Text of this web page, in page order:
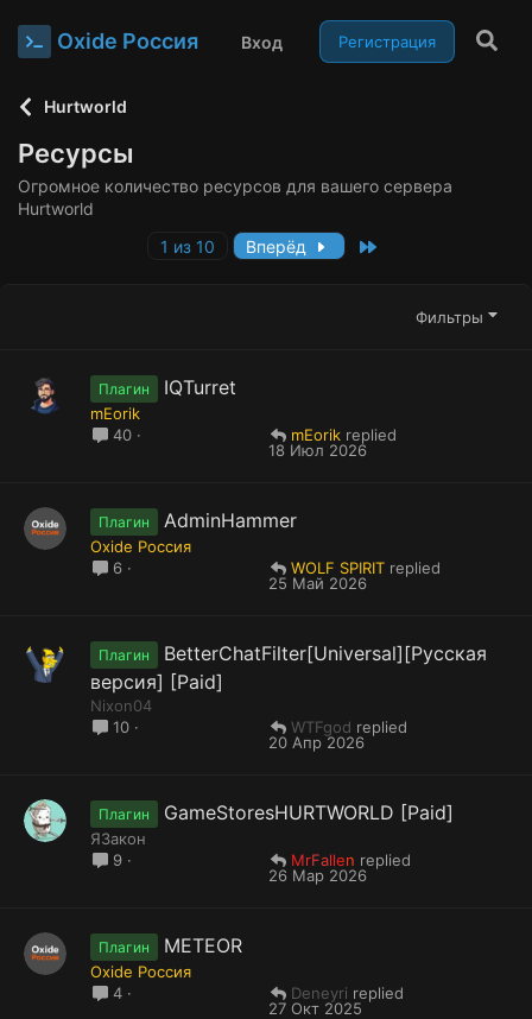
Oxide Россия Вход Регистрация
Hurtworld
Ресурсы
Огромное количество ресурсов для вашего сервера
Hurtworld
1 из 10
Вперёд
Фильтры
Плагин IQTurret
mEorik
40
18 Июл 2026
mEorik
Плагин AdminHammer
Oxide Россия
6
25 Май 2026
WOLF SPIRIT
Плагин
BetterChatFilter[Universal][Русская
версия] [Paid]
Nixon04
10
20 Апр 2026
WTFgod
Плагин GameStoresHURTWORLD [Paid]
ЯЗакон
9
26 Мар 2026
MrFallen
Плагин METEOR
Oxide Россия
4
27 Окт 2025
Deneyri